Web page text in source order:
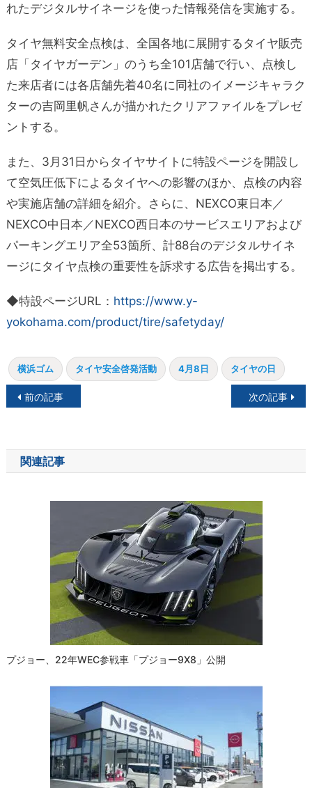
れたデジタルサイネージを使った情報発信を実施する。
タイヤ無料安全点検は、全国各地に展開するタイヤ販売
店「タイヤガーデン」のうち全101店舗で行い、点検し
た来店者には各店舗先着40名に同社のイメージキャラク
ターの吉岡里帆さんが描かれたクリアファイルをプレゼ
ントする。
また、3月31日からタイヤサイトに特設ページを開設し
て空気圧低下によるタイヤへの影響のほか、点検の内容
や実施店舗の詳細を紹介。さらに、NEXCO東日本／
NEXCO中日本／NEXCO西日本のサービスエリアおよび
パーキングエリア全53箇所、計88台のデジタルサイネ
ージにタイヤ点検の重要性を訴求する広告を掲出する。
◆特設ページURL： https://www.y-
yokohama.com/product/tire/safetyday/
横浜ゴム タイヤ安全啓発活動 4月8日 タイヤの日
投
ナ
ビ
前の記事 次の記事
関連記事
プジョー、22年WEC参戦車「プジョー9X8」公開